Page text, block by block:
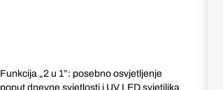
Funkcija „2 u 1”: posebno osvjetljenje
poput dnevne svjetlosti i UV LED svjetiljka